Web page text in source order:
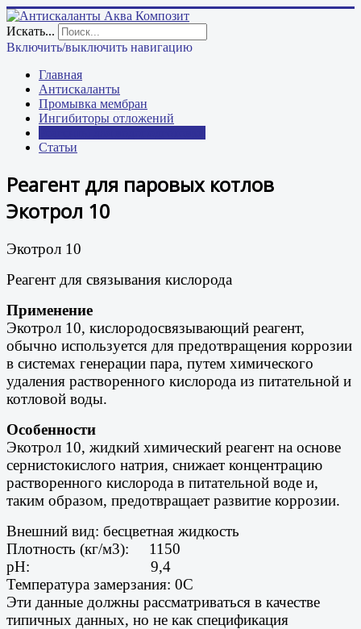
Искать...
Включить/выключить навигацию
Главная
Антискаланты
Промывка мембран
Ингибиторы отложений
Статьи
Реагент для паровых котлов
Экотрол 10
Экотрол 10
Реагент для связывания кислорода
Применение
Экотрол 10, кислородосвязывающий реагент,
обычно используется для предотвращения коррозии
в системах генерации пара, путем химического
удаления растворенного кислорода из питательной и
котловой воды.
Особенности
Экотрол 10, жидкий химический реагент на основе
сернистокислого натрия, снижает концентрацию
растворенного кислорода в питательной воде и,
таким образом, предотвращает развитие коррозии.
Внешний вид: бесцветная жидкость
Плотность (кг/м3): 1150
pH: 9,4
Температура замерзания: 0С
Эти данные должны рассматриваться в качестве
типичных данных, но не как спецификация